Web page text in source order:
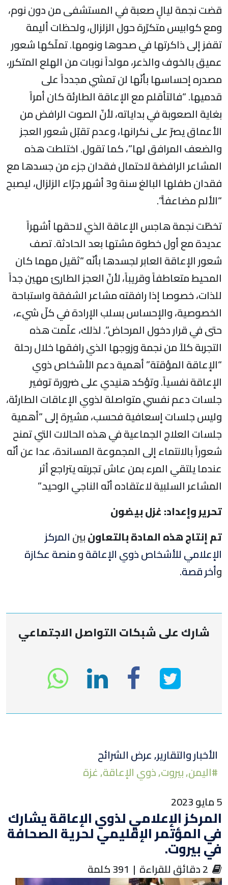
قضت نجمة ليالٍ صعبة في المستشفى من دون نوم،
ومع كوابيس متكرّرة حول الزلزال، ولحظات أليمة
تقفز إلى ذاكرتها في صحوها ونومها. تملّكها شعور
عميق بالخوف والذعر، مولداً نوبات من الهلع المتكرر،
مصدره إحساسها بأنّها لن تمشي مجدداً على
قدميها. “فالتأقلم مع الإعاقة الطارئة كان أمراً
بغاية الصعوبة في بداياته، لأنّ الصوت الرافض من
الأعماق يصرّ على نكرانها، وعدم تقبّل شعور العجز
والضعف المرافق لها”، كما تقول. اختلطت هذه
المشاعر الرافضة لاحتمال فقدان جزء من جسدها مع
فقدان طفلها البالغ سنة و3 أشهر جرّاء الزلزال، ليصبح
“الألم مضاعفاً”.
تخطّت نجمة هاجس الإعاقة الذي لاحقها أشهراً
عديدة مع أول خطوة مشتها بعد الحادثة. تصف
شعور الإعاقة العابر لجسدها بأنّه “ثقيل مهما كان
المحيط متعاطفاً وقريباً، لأنّ العجز الطارئ مهين جداً
للذات، خصوصا إذا رافقته مشاعر الشفقة واستباحة
الخصوصية، والإحساس بسلب الإرادة في كلّ شيء،
حتى في قرار دخول المرحاض”. لذلك، علّمت هذه
التجربة كلاً من نجمة وزوجها الذي رافقها خلال رحلة
“الإعاقة المؤقتة” أهمية دعم الأشخاص ذوي
الإعاقة نفسياً. وتؤكد هنيدي على ضرورة توفير
جلسات دعم نفسي متواصلة لذوي الإعاقات الطارئة،
وليس جلسات إسعافية فحسب، مشيرة إلى “أهمية
جلسات العلاج الجماعية في هذه الحالات التي تمنح
شعوراً بالانتماء إلى المجموعة المساندة، عدا عن أنّه
عندما يلتقي المرء بمن عاش تجربته يتراجع أثر
المشاعر السلبية لاعتقاده أنّه الناجي الوحيد.”
تحرير وإعداد: غزل بيضون
تم إنتاج هذه المادة بالتعاونبينالمركز
الإعلامي للأشخاص ذوي الإعاقةومنصة عكازة
وأخر قصة.
شارك على شبكات التواصل الاجتماعي
انشر
على
تويتر
انشر
في
الفيسبوك
انشر
على
إن
الأخبار والتقارير,عرض الشرائح
#اليمن,بيروت,ذوي الإعاقة,غزة
5 مايو 2023
المركز الإعلامي لذوي الإعاقة يشارك
في المؤتمر الإقليمي لحرية الصحافة
في بيروت.